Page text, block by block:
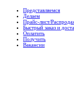
Представляемся
Делаем
Прайс-лист/
Быстрый заказ и
Оплатить
Получить
Вакансии